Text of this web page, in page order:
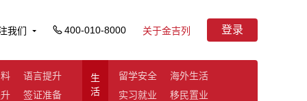
我们 400-010-8000 关于金吉列 登录
语言提升
签证准备
生
活
留学安全
海外生活
实习就业
移民置业